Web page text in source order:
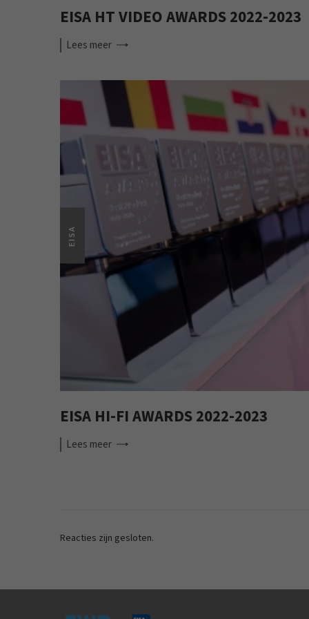
EISA HT VIDEO AWARDS 2022-2023
Lees meer
EISA
EISA HI-FI AWARDS 2022-2023
Lees meer
Reacties zijn gesloten.